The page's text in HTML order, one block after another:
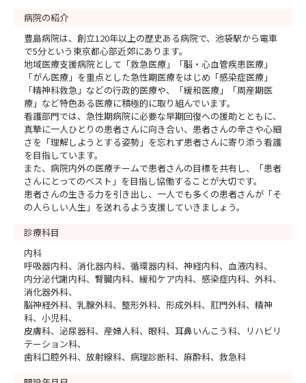
病院の紹介
豊島病院は、創立120年以上の歴史ある病院で、池袋駅から電車
で5分という東京都心部近郊にあります。
地域医療支援病院として「救急医療」「脳・心血管疾患医療」
「がん医療」を重点とした急性期医療をはじめ「感染症医療」
「精神科救急」などの行政的医療や、「緩和医療」「周産期医
療」など特色ある医療に積極的に取り組んでいます。
看護部門では、急性期病院に必要な早期回復への援助とともに、
真摯に一人ひとりの患者さんに向き合い、患者さんの辛さや心細
さを「理解しようとする姿勢」を忘れず患者さんに寄り添う看護
を目指しています。
また、病院内外の医療チームで患者さんの目標を共有し、「患者
さんにとってのベスト」を目指し協働することが大切です。
患者さんの生きる力を引き出し、一人でも多くの患者さんが「そ
の人らしい人生」を送れるよう支援していきましょう。
診療科目
内科
呼吸器内科、消化器内科、循環器内科、神経内科、血液内科、
内分泌代謝内科、腎臓内科、緩和ケア内科、感染症内科、外科、
消化器外科、
脳神経外科、乳腺外科、整形外科、形成外科、肛門外科、精神
科、小児科、
皮膚科、泌尿器科、産婦人科、眼科、耳鼻いんこう科、リハビリ
テーション科、
歯科口腔外科、放射線科、病理診断科、麻酔科、救急科